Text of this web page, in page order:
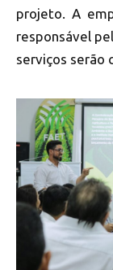
projeto. A
responsável
serviços serão